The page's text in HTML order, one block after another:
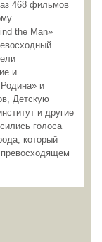
468 фильмов
the Man»
и
и
Детскую
и другие
голоса
который